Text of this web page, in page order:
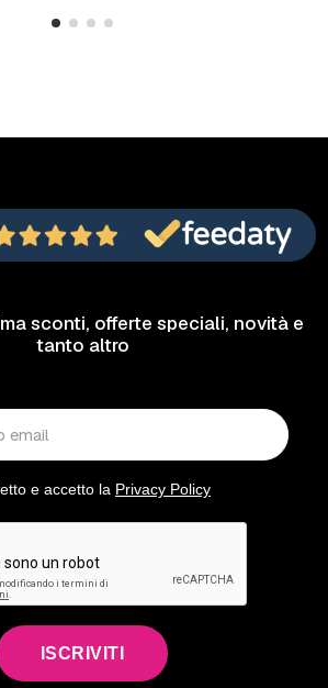
sconti, offerte speciali, novità e
tanto altro
e accetto la Privacy Policy
ISCRIVITI